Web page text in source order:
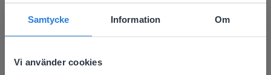
Samtycke Information Om
Vi använder cookies
använda de linjerade pappersmallarna och
möjligheten att dra text och bilder på Gynzys
whiteboard.